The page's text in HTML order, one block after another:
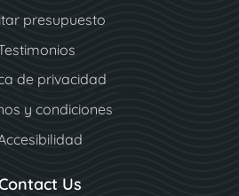
presupuesto
de privacidad
y condiciones
Us